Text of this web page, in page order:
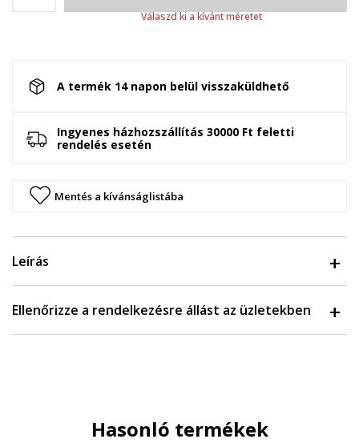
Válaszd ki a kívánt méretet
A termék 14 napon belül visszaküldhető
Ingyenes házhozszállítás 30000 Ft feletti
rendelés esetén
Mentés a kívánságlistába
Leírás
Ellenőrizze a rendelkezésre állást az üzletekben
Hasonló termékek